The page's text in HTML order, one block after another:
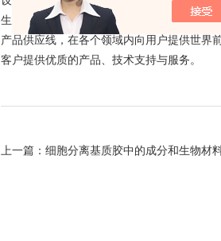
生命科学的发展提供壹流的产品与服务。本
产品供应线，在各个领域内向用户提供世界
客户提供优质的产品、技术支持与服务。
上一篇： 细胞分离基质胶中的成分和生物材